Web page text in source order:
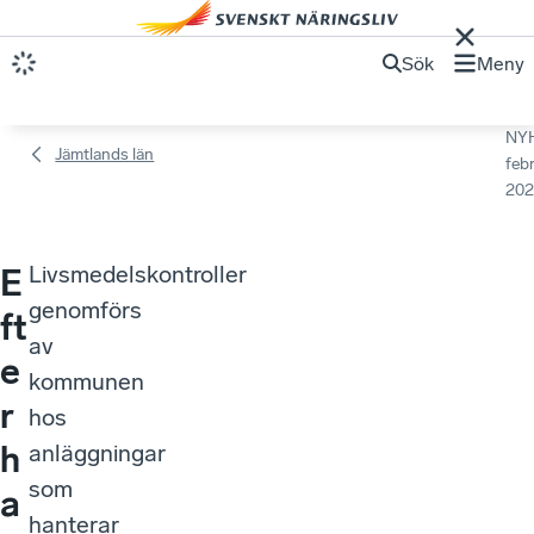
Sök Meny
Jämtlands län
E
ft
e
r
h
a
Livsmedelskontroller
genomförs
av
kommunen
hos
anläggningar
som
hanterar